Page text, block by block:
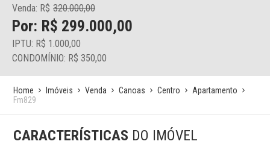
Venda: R$ 320.000,00
Por: R$ 299.000,00
IPTU: R$ 1.000,00
CONDOMÍNIO: R$ 350,00
Home Imóveis Venda Canoas Centro
Apartamento
Fm829
CARACTERÍSTICAS DO IMÓVEL